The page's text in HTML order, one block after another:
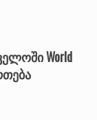
World